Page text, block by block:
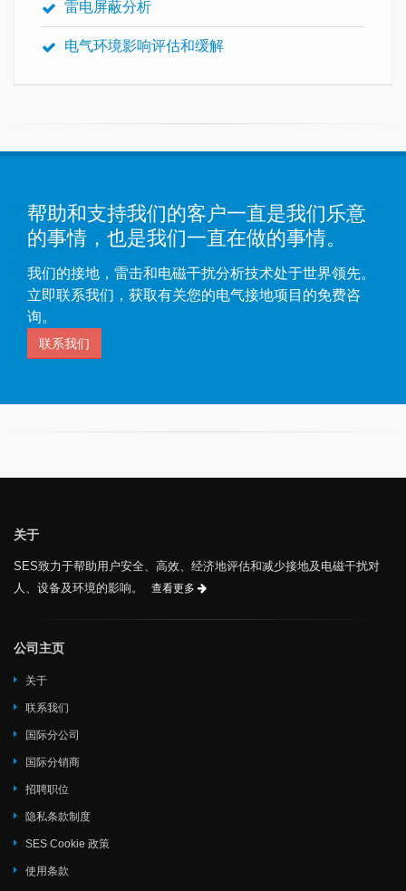
雷电屏蔽分析
电气环境影响评估和缓解
帮助和支持我们的客户一直是我们乐意
的事情，也是我们一直在做的事情。
我们的接地，雷击和电磁干扰分析技术处于世界领先。
立即联系我们，获取有关您的电气接地项目的免费咨
询。
联系我们
关于
SES致力于帮助用户安全、高效、经济地评估和减少接地及电磁干扰对
人、设备及环境的影响。
查看更多
公司主页
关于
联系我们
国际分公司
国际分销商
招聘职位
隐私条款制度
SES Cookie 政策
使用条款